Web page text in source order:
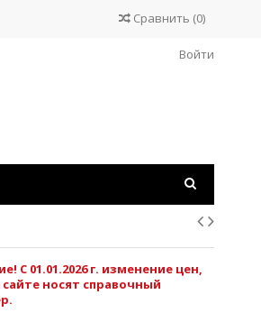
Сравнить (0)
Войти
С 01.01.2026 г. изменение цен,
носят справочный